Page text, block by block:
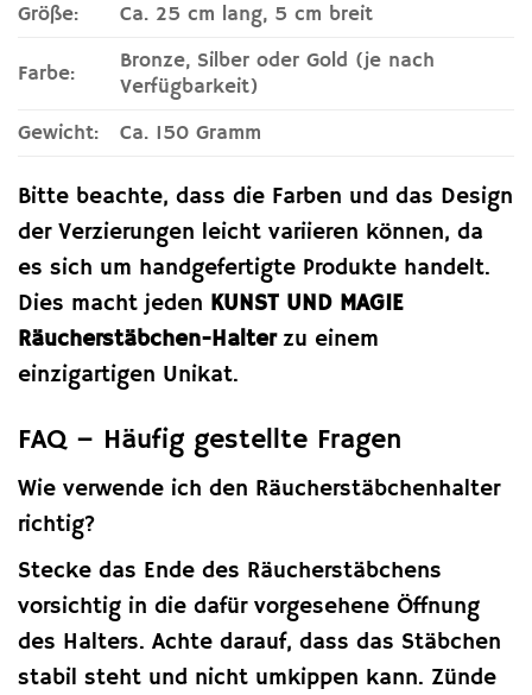
Größe:
Ca. 25 cm lang, 5 cm breit
Farbe:
Bronze, Silber oder Gold (je nach
Verfügbarkeit)
Gewicht:
Ca. 150 Gramm
Bitte beachte, dass die Farben und das Design
der Verzierungen leicht variieren können, da
es sich um handgefertigte Produkte handelt.
Dies macht jeden KUNST UND MAGIE
Räucherstäbchen-Halterzu einem
einzigartigen Unikat.
FAQ – Häufig gestellte Fragen
Wie verwende ich den Räucherstäbchenhalter
richtig?
Stecke das Ende des Räucherstäbchens
vorsichtig in die dafür vorgesehene Öffnung
des Halters. Achte darauf, dass das Stäbchen
stabil steht und nicht umkippen kann. Zünde